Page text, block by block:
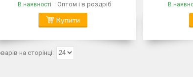
В наявності Оптом і в роздріб
Купити
В